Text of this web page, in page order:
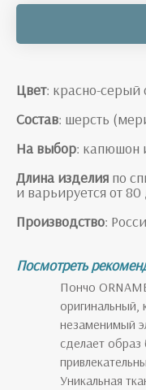
Цвет: красно-серый
Состав: шерсть
На выбор: капюшон
Длина изделия по
и варьируется от
Производство:
Посмотреть
Пончо
оригинальный,
незаменимый
сделает образ
Уникальная